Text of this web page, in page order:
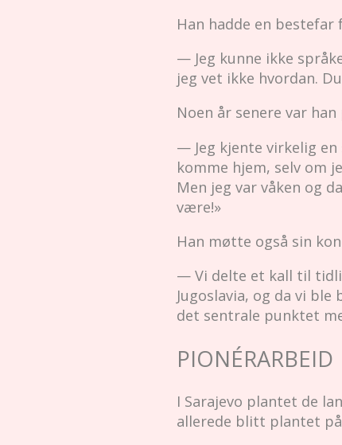
Han hadde en
— Jeg kunne ikke
jeg vet ikke hvordan.
Noen år senere var
— Jeg kjente virkelig en
komme hjem, selv om
Men jeg var våken og
være!»
Han møtte også sin
— Vi delte et kall til
Jugoslavia, og da vi
det sentrale punktet
PIONÉRARBEID
I Sarajevo plantet de
allerede blitt plantet